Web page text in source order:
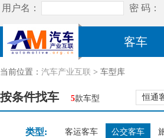
客车
当前位置： 汽车产业互联 > 车型库
按条件找车 5款车型 恒通
类型: 客运客车 公交客车